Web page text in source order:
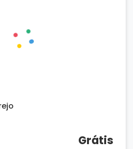
Grátis